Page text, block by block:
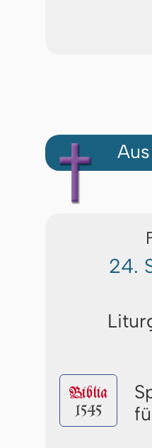
24.
Biblia
1545